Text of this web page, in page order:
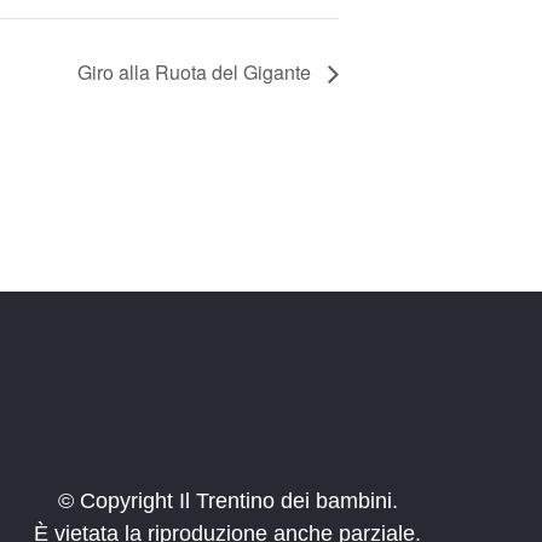
Giro alla Ruota del Gigante
© Copyright Il Trentino dei bambini.
È vietata la riproduzione anche parziale.